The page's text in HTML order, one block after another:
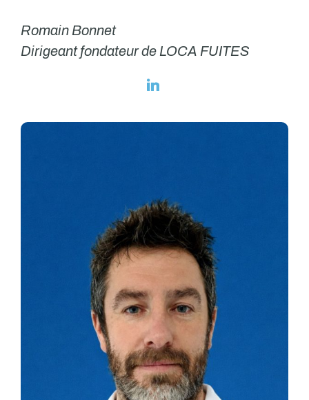
Romain Bonnet
Dirigeant fondateur de LOCA FUITES